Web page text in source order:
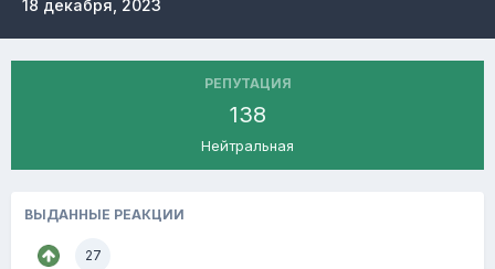
18 декабря, 2023
РЕПУТАЦИЯ
138
Нейтральная
ВЫДАННЫЕ РЕАКЦИИ
27